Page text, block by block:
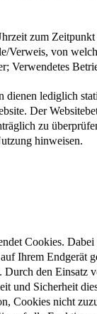
zum
Verweis, von
Verwendetes
dienen lediglich
Der
zu
hinweisen.
Cookies.
Ihrem Endgerät
Durch den Einsatz
und Sicherheit
Cookies nicht